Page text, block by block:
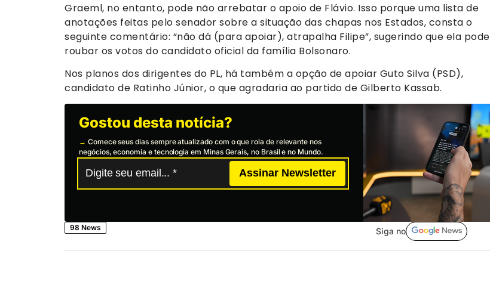
Graeml, no entanto, pode não arrebatar o apoio de Flávio. Isso porque uma lista de
anotações feitas pelo senador sobre a situação das chapas nos Estados, consta o
seguinte comentário: “não dá (para apoiar), atrapalha Filipe”, sugerindo que ela pode
roubar os votos do candidato oficial da família Bolsonaro.
Nos planos dos dirigentes do PL, há também a opção de apoiar Guto Silva (PSD),
candidato de Ratinho Júnior, o que agradaria ao partido de Gilberto Kassab.
Gostou desta notícia?
→ Comece seus dias sempre atualizado com o que rola de relevante nos
negócios, economia e tecnologia em Minas Gerais, no Brasil e no Mundo.
Assinar Newsletter
98 News Siga no